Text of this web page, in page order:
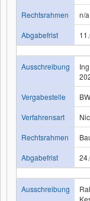
Rechtsrahmen
n/a
Abgabefrist
Ausschreibung
Vergabestelle
Verfahrensart
Rechtsrahmen
Abgabefrist
Ausschreibung